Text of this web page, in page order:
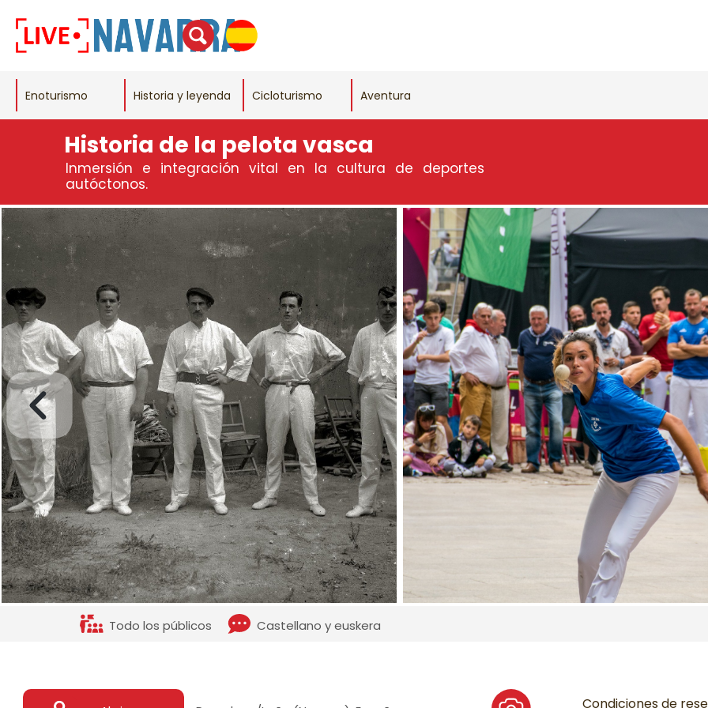
Enoturismo Historia y leyenda Cicloturismo Aventura
Historia de la pelota vasca
Inmersión e integración vital en la cultura de deportes
autóctonos.
Todo los públicos Castellano y euskera
Condiciones de